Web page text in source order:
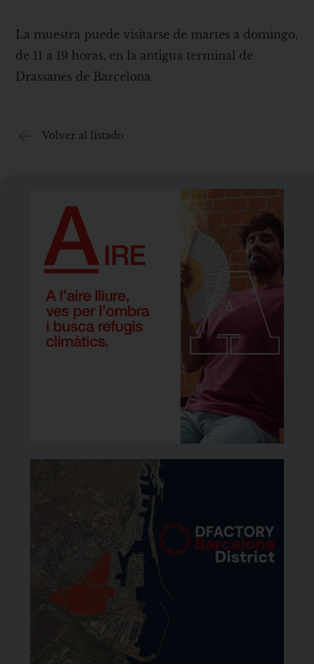
La muestra puede visitarse de martes a domingo,
de 11 a 19 horas, en la antigua terminal de
Drassanes de Barcelona.
Volver al listado